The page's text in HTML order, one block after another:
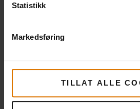
Statistikk
Markedsføring
TILLAT ALLE